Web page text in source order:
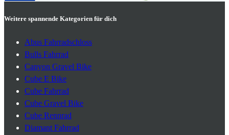
Weitere spannende Kategorien für dich
Abus Fahrradschloss
Bulls Fahrrad
Canyon Gravel Bike
Cube E Bike
Cube Fahrrad
Cube Gravel Bike
Cube Rennrad
Diamant Fahrrad